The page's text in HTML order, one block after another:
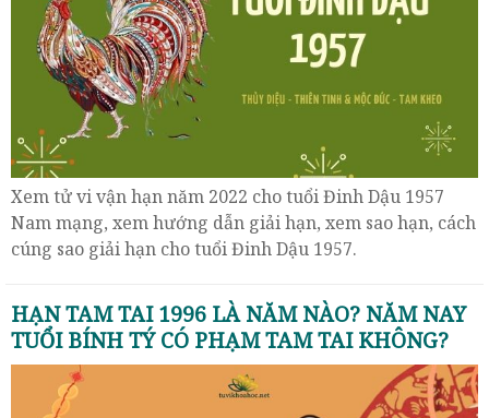
Xem tử vi vận hạn năm 2022 cho tuổi Đinh Dậu 1957
Nam mạng, xem hướng dẫn giải hạn, xem sao hạn, cách
cúng sao giải hạn cho tuổi Đinh Dậu 1957.
HẠN TAM TAI 1996 LÀ NĂM NÀO? NĂM NAY
TUỔI BÍNH TÝ CÓ PHẠM TAM TAI KHÔNG?